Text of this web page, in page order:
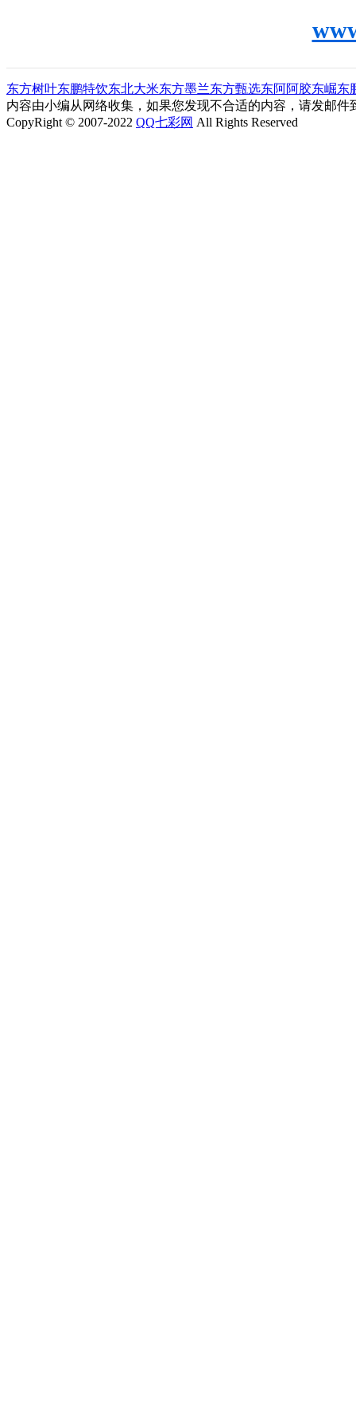
东方树叶东鹏特饮东北大米东方墨兰东方甄选东阿阿胶东崛东
内容由小编从网络收集，如果您发现不合适的内容，请发邮件
CopyRight © 2007-2022 QQ七彩网 All Rights Reserved